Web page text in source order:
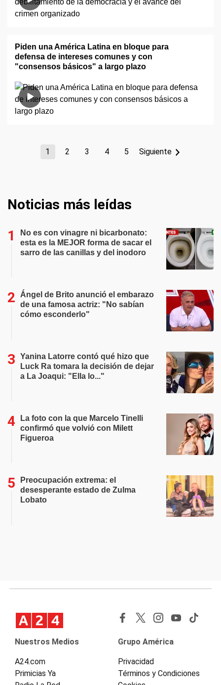
Piden una América Latina en bloque para
defensa de intereses comunes y con
"consensos básicos" a largo plazo
1 2 3 4 5 Siguiente
Noticias más leídas
No es con vinagre ni bicarbonato:
esta es la MEJOR forma de sacar el
sarro de las canillas y del inodoro
Ángel de Brito anunció el embarazo
de una famosa actriz: "No sabían
cómo esconderlo"
Yanina Latorre contó qué hizo que
Luck Ra tomara la decisión de dejar
a La Joaqui: "Ella lo..."
La foto con la que Marcelo Tinelli
confirmó que volvió con Milett
Figueroa
Preocupación extrema: el
desesperante estado de Zulma
Lobato
Nuestros Medios
A24.com
Primicias Ya
Grupo América
Privacidad
Términos y Condiciones